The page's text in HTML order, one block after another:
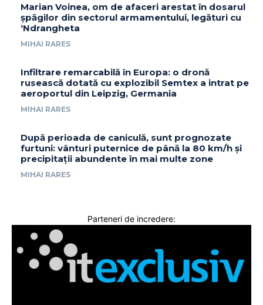
Marian Voinea, om de afaceri arestat în dosarul
șpăgilor din sectorul armamentului, legături cu
‘Ndrangheta
MIHAI RARES
Infiltrare remarcabilă în Europa: o dronă
rusească dotată cu explozibil Semtex a intrat pe
aeroportul din Leipzig, Germania
MIHAI RARES
După perioada de caniculă, sunt prognozate
furtuni: vânturi puternice de până la 80 km/h și
precipitații abundente în mai multe zone
MIHAI RARES
Parteneri de incredere: